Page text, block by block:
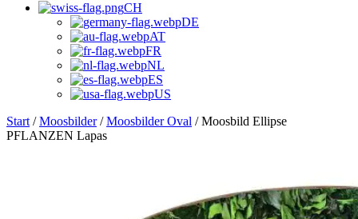
CH
DE
AT
FR
NL
ES
US
Start /Moosbilder/Moosbilder Oval / Moosbild Ellipse
PFLANZEN Lapas